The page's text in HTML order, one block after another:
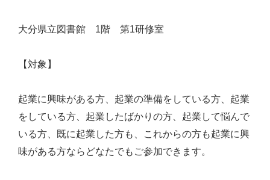
大分県立図書館 1階 第1研修室
【対象】
起業に興味がある方、起業の準備をしている方、起業
をしている方、起業したばかりの方、起業して悩んで
いる方、既に起業した方も、これからの方も起業に興
味がある方ならどなたでもご参加できます。